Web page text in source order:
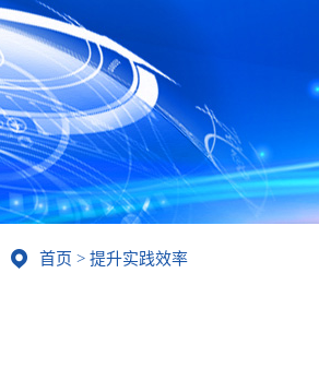
首页 > 提升实践效率